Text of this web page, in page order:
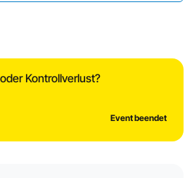
Kontrollverlust?
Event beendet